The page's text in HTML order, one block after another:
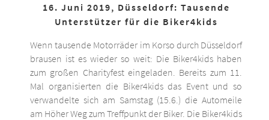
16. Juni 2019, Düsseldorf: Tausende
Unterstützer für die Biker4kids
Wenn tausende Motorräder im Korso durch Düsseldorf
brausen ist es wieder so weit: Die Biker4kids haben
zum großen Charityfest eingeladen. Bereits zum 11.
Mal organisierten die Biker4kids das Event und so
verwandelte sich am Samstag (15.6.) die Automeile
am Höher Weg zum Treffpunkt der Biker. Die Biker4kids